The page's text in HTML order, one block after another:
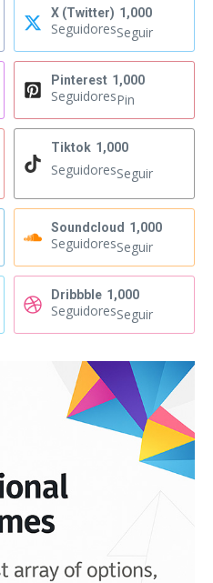
X (Twitter) 1,000
SeguidoresSeguir
Pinterest 1,000
SeguidoresPin
Tiktok 1,000
SeguidoresSeguir
Soundcloud 1,000
SeguidoresSeguir
Dribbble 1,000
SeguidoresSeguir